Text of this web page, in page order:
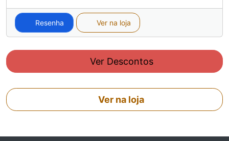
Resenha Ver na loja
Ver Descontos
Ver na loja